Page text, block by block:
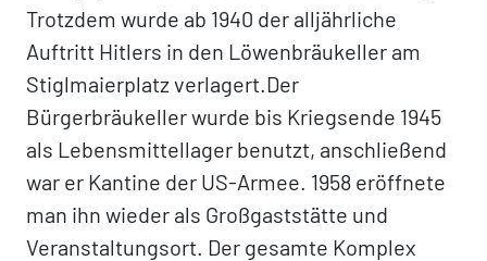
Trotzdem wurde ab 1940 der alljährliche
Auftritt Hitlers in den Löwenbräukeller am
Stiglmaierplatz verlagert.Der
Bürgerbräukeller wurde bis Kriegsende 1945
als Lebensmittellager benutzt, anschließend
war er Kantine der US-Armee. 1958 eröffnete
man ihn wieder als Großgaststätte und
Veranstaltungsort. Der gesamte Komplex